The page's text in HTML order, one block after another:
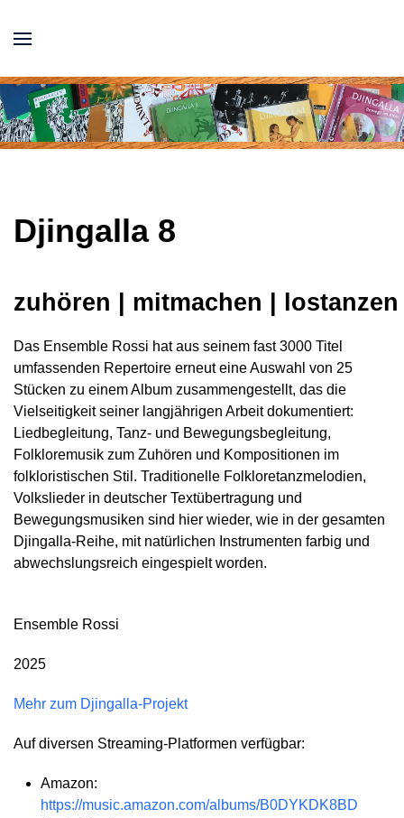
Djingalla 8
zuhören | mitmachen | lostanzen
Das Ensemble Rossi hat aus seinem fast 3000 Titel
umfassenden Repertoire erneut eine Auswahl von 25
Stücken zu einem Album zusammengestellt, das die
Vielseitigkeit seiner langjährigen Arbeit dokumentiert:
Liedbegleitung, Tanz- und Bewegungsbegleitung,
Folkloremusik zum Zuhören und Kompositionen im
folkloristischen Stil. Traditionelle Folkloretanzmelodien,
Volkslieder in deutscher Textübertragung und
Bewegungsmusiken sind hier wieder, wie in der gesamten
Djingalla-Reihe, mit natürlichen Instrumenten farbig und
abwechslungsreich eingespielt worden.
Ensemble Rossi
2025
Mehr zum Djingalla-Projekt
Auf diversen Streaming-Platformen verfügbar:
Amazon:
https://music.amazon.com/albums/B0DYKDK8BD